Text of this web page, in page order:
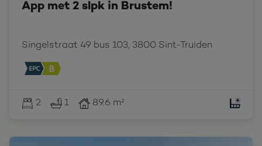
App met 2 slpk in Brustem!
Singelstraat 49 bus 103, 3800 Sint-Truiden
2 1 89.6 m²